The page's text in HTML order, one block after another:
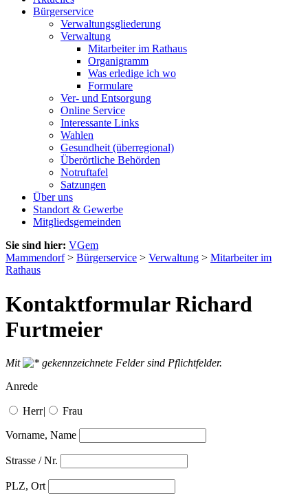
Bürgerservice
Verwaltungsgliederung
Verwaltung
Mitarbeiter im Rathaus
Organigramm
Was erledige ich wo
Formulare
Ver- und Entsorgung
Online Service
Interessante Links
Wahlen
Gesundheit (überregional)
Überörtliche Behörden
Notruftafel
Satzungen
Über uns
Standort & Gewerbe
Mitgliedsgemeinden
Sie sind hier: VGem
Mammendorf> Bürgerservice > Verwaltung > Mitarbeiter im
Rathaus
Kontaktformular Richard
Furtmeier
Mit
gekennzeichnete Felder sind Pflichtfelder.
Anrede
Herr| Frau
Vorname, Name
Strasse / Nr.
PLZ, Ort